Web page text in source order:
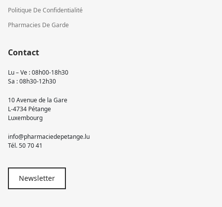
Politique De Confidentialité
Pharmacies De Garde
Contact
Lu – Ve : 08h00-18h30
Sa : 08h30-12h30
10 Avenue de la Gare
L-4734 Pétange
Luxembourg
info@pharmaciedepetange.lu
Tél.50 70 41
Newsletter